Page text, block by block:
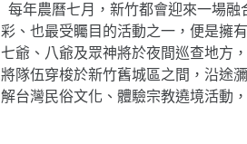
每年農曆七月，新竹都會迎來一場
彩、也最受矚目的活動之一，便是擁
七爺、八爺及眾神將於夜間巡查地方
將隊伍穿梭於新竹舊城區之間，沿途
解台灣民俗文化、體驗宗教遶境活動